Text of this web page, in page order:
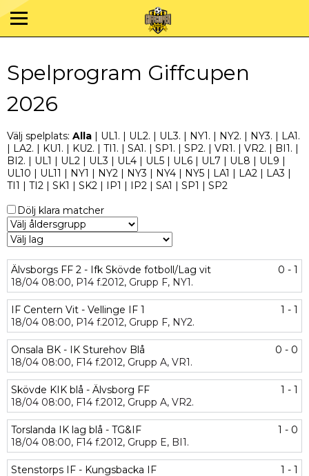
Spelprogram Giffcupen
2026
Välj spelplats: Alla | UL1. | UL2. | UL3. | NY1. | NY2. | NY3. | LA1.
| LA2. | KU1. | KU2. | TI1. | SA1. | SP1. | SP2. | VR1. | VR2. | BI1. |
BI2. | UL1 | UL2 | UL3 | UL4 | UL5 | UL6 | UL7 | UL8 | UL9 |
UL10 | UL11 | NY1 | NY2 | NY3 | NY4 | NY5 | LA1 | LA2 | LA3 |
TI1 | TI2 | SK1 | SK2 | IP1 | IP2 | SA1 | SP1 | SP2
Dölj klara matcher
Älvsborgs FF 2 - Ifk Skövde fotboll/Lag vit
0 - 1
18/04 08:00, P14 f.2012, Grupp F, NY1.
IF Centern Vit - Vellinge IF 1
1 - 1
18/04 08:00, P14 f.2012, Grupp F, NY2.
Onsala BK - IK Sturehov Blå
0 - 0
18/04 08:00, F14 f.2012, Grupp A, VR1.
Skövde KIK blå - Älvsborg FF
1 - 1
18/04 08:00, F14 f.2012, Grupp A, VR2.
Torslanda IK lag blå - TG&IF
1 - 0
18/04 08:00, F14 f.2012, Grupp E, BI1.
Stenstorps IF - Kungsbacka IF
1 - 1